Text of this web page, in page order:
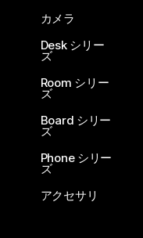
カメラ
Desk シリー
ズ
Room シリー
ズ
Board シリー
ズ
Phone シリー
ズ
アクセサリ